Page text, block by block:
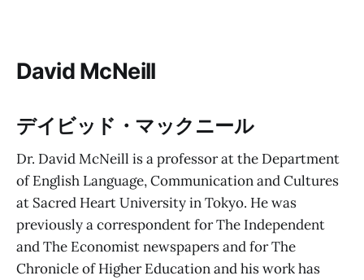
David McNeill
デイビッド・マックニール
Dr. David McNeill is a professor at the Department
of English Language, Communication and Cultures
at Sacred Heart University in Tokyo. He was
previously a correspondent for The Independent
and The Economist newspapers and for The
Chronicle of Higher Education and his work has